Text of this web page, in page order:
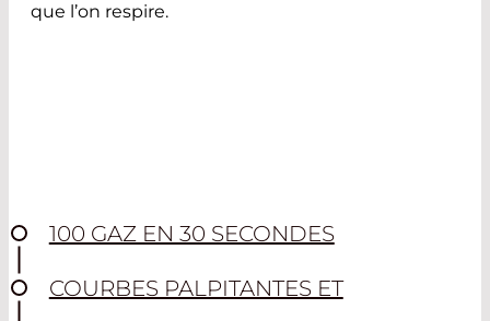
que l’on respire.
100 GAZ EN 30 SECONDES
COURBES PALPITANTES ET